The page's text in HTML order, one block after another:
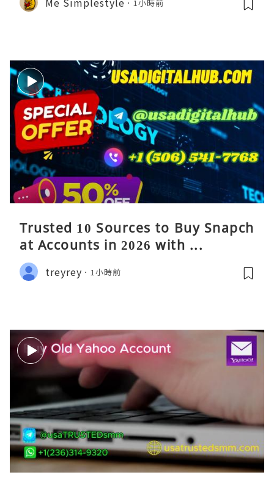
1小時前
Trusted 10 Sources to Buy Snapch
at Accounts in 2026 with ...
treyrey 1小時前